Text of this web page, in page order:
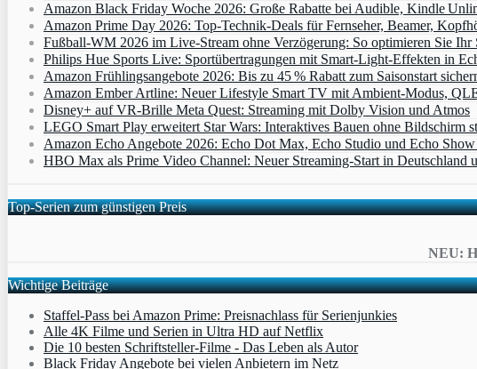
Amazon Black Friday Woche 2026: Große Rabatte bei Audible, Kindle
Amazon Prime Day 2026: Top-Technik-Deals für Fernseher, Beamer,
Fußball-WM 2026 im Live-Stream ohne Verzögerung: So optimieren Sie Ihr
Philips Hue Sports Live: Sportübertragungen mit Smart‑Light‑Effekten in
Amazon Frühlingsangebote 2026: Bis zu 45 % Rabatt zum Saisonstart
Amazon Ember Artline: Neuer Lifestyle Smart TV mit Ambient‑Modus,
Disney+ auf VR-Brille Meta Quest: Streaming mit Dolby Vision und Atmos
LEGO Smart Play erweitert Star Wars: Interaktives Bauen ohne Bildschirm
Amazon Echo Angebote 2026: Echo Dot Max, Echo Studio und Echo
HBO Max als Prime Video Channel: Neuer Streaming‑Start in Deutschland
Top-Serien zum günstigen Preis
NEU:
Wichtige Beiträge
Staffel-Pass bei Amazon Prime: Preisnachlass für Serienjunkies
Alle 4K Filme und Serien in Ultra HD auf Netflix
Die 10 besten Schriftsteller-Filme - Das Leben als Autor
Black Friday Angebote bei vielen Anbietern im Netz